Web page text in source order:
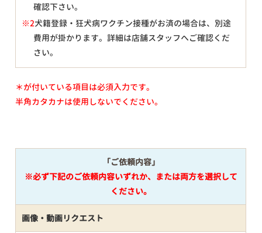
確認下さい。
※2犬籍登録・狂犬病ワクチン接種がお済の場合は、別途
費用が掛かります。詳細は店舗スタッフへご確認くだ
さい。
＊が付いている項目は必須入力です。
半角カタカナは使用しないでください。
「ご依頼内容」
※必ず下記のご依頼内容いずれか、または両方を選択して
ください。
画像・動画リクエスト